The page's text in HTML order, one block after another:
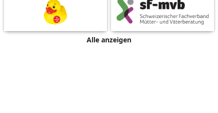
Alle anzeigen